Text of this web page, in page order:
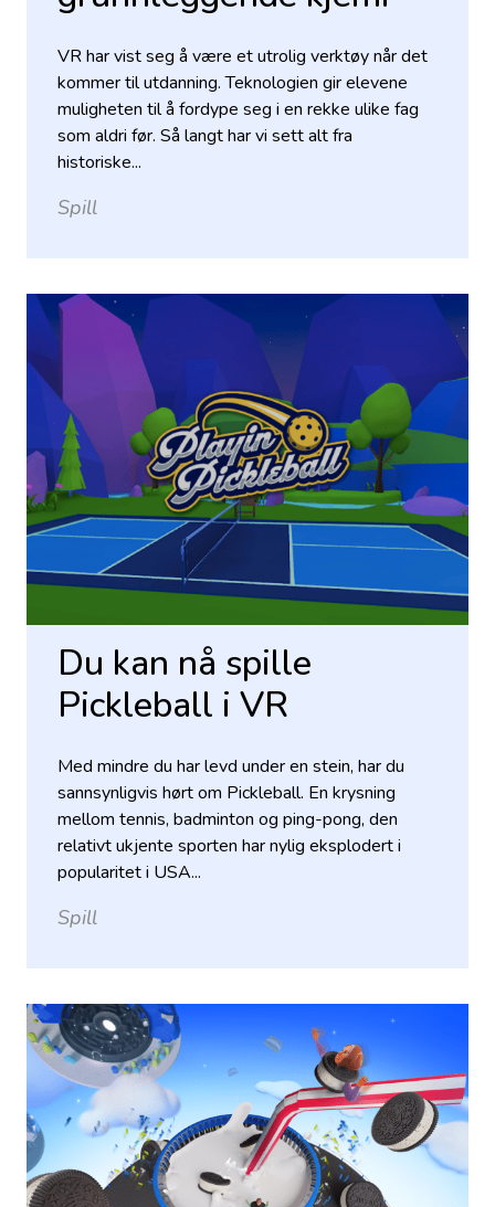
VR har vist seg å være et utrolig verktøy når det
kommer til utdanning. Teknologien gir elevene
muligheten til å fordype seg i en rekke ulike fag
som aldri før. Så langt har vi sett alt fra
historiske...
Spill
Du kan nå spille
Pickleball i VR
Med mindre du har levd under en stein, har du
sannsynligvis hørt om Pickleball. En krysning
mellom tennis, badminton og ping-pong, den
relativt ukjente sporten har nylig eksplodert i
popularitet i USA...
Spill